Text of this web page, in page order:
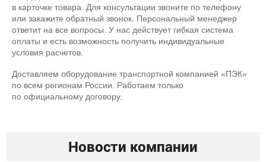
в карточке товара. Для консультации звоните по телефону
или закажите обратный звонок. Персональный менеджер
ответит на все вопросы. У нас действует гибкая система
оплаты и есть возможность получить индивидуальные
условия расчетов.
Доставляем оборудование транспортной компанией «ПЭК»
по всем регионам России. Работаем только
по официальному договору.
Новости компании